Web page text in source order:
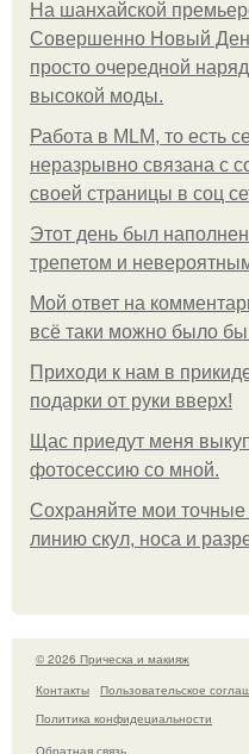
На шанхайской
Совершенно Новый
просто очередной
высокой моды.
Работа в MLM, то есть
неразрывно связана с
своей страницы в соц
Этот день был
трепетом и
Мой ответ на
всё таки можно было бы
Приходи к нам в
подарки от руки вверх!
Щас приедут меня
фотосессию со мной.
Сохраняйте мои
линию скул, носа и
© 2026 Прическа и макияж
Контакты
Пользовательское
Политика конфидециальности
Обратная связь